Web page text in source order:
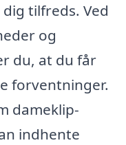
tilfreds. Ved
og
du, at du får
forventninger.
dameklip-
indhente